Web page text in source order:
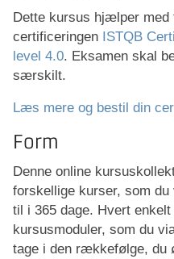
Dette kursus hjælper med
certificeringen ISTQB
level 4.0. Eksamen skal
særskilt.
Læs mere og bestil din
Form
Denne online
forskellige kurser, som du
til i 365 dage. Hvert
kursusmoduler, som du
tage i den rækkefølge, du